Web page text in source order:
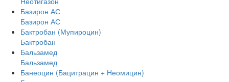
Базирон АС
Базирон АС
Бактробан (Мупироцин)
Бактробан
Бальзамед
Бальзамед
Банеоцин (Бацитрацин + Неомицин)